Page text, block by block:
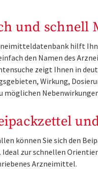
und schnell
hilft
den Namen des
zeigt Ihnen in
Wirkung,
möglichen
können Sie sich den
Ideal zur schnellen
Arzneimittel.